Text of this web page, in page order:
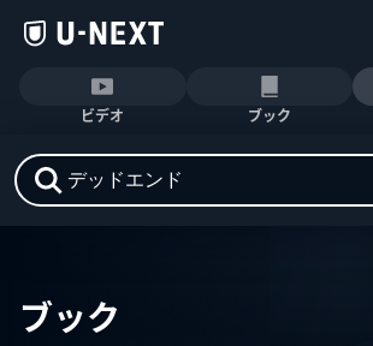
ビデオ ブック
ブック